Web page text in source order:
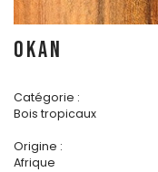
OKAN
Catégorie :
Bois tropicaux
Origine :
Afrique